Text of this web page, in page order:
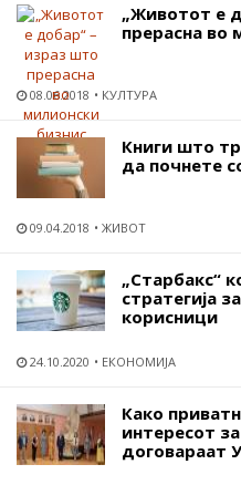
„Животот е
прерасна во
08.06.2018 КУЛТУРА
Книги што
да почнете
09.04.2018 ЖИВОТ
„Старбакс“
стратегија
корисници
24.10.2020 ЕКОНОМИЈА
Како
интересот
договараат